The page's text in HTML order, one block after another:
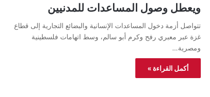
ويعطل وصول المساعدات للمدنيين
تتواصل أزمة دخول المساعدات الإنسانية والبضائع التجارية إلى قطاع
غزة عبر معبري رفح وكرم أبو سالم، وسط اتهامات فلسطينية
ومصرية…
أكمل القراءة »